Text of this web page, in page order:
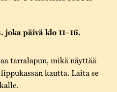
Saavutettavuus
Turvallisuus
Rakennusperintö
Museokokoelmat
Museopedagogiikka
Markkinat
Vuosikertomukset
Vuoden Gunnar
päivä klo 11–16.
tarralapun, mikä näyttää
kautta. Laita se